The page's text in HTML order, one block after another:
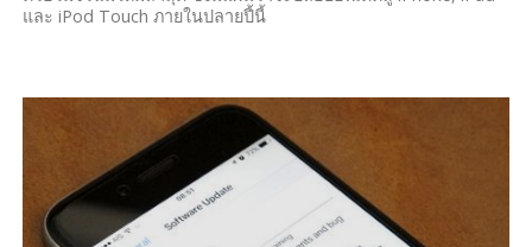
และ iPod Touch ภายในปลายปี้นี้